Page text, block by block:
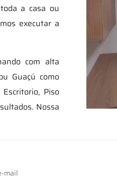
a casa ou
executar a
com alta
Guaçú como
Piso
Nossa